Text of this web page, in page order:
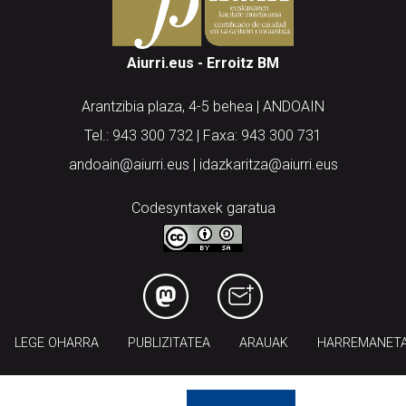
Aiurri.eus - Erroitz BM
Arantzibia plaza, 4-5 behea | ANDOAIN
Tel.: 943 300 732 | Faxa: 943 300 731
andoain@aiurri.eus | idazkaritza@aiurri.eus
Codesyntaxek garatua
LEGE OHARRA PUBLIZITATEA ARAUAK